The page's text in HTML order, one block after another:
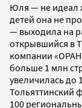
Юля — не идеал
детей она не
— выходила на
открывшийся в
компании
больше 1 млн
увеличилась до
Тольяттинский
100